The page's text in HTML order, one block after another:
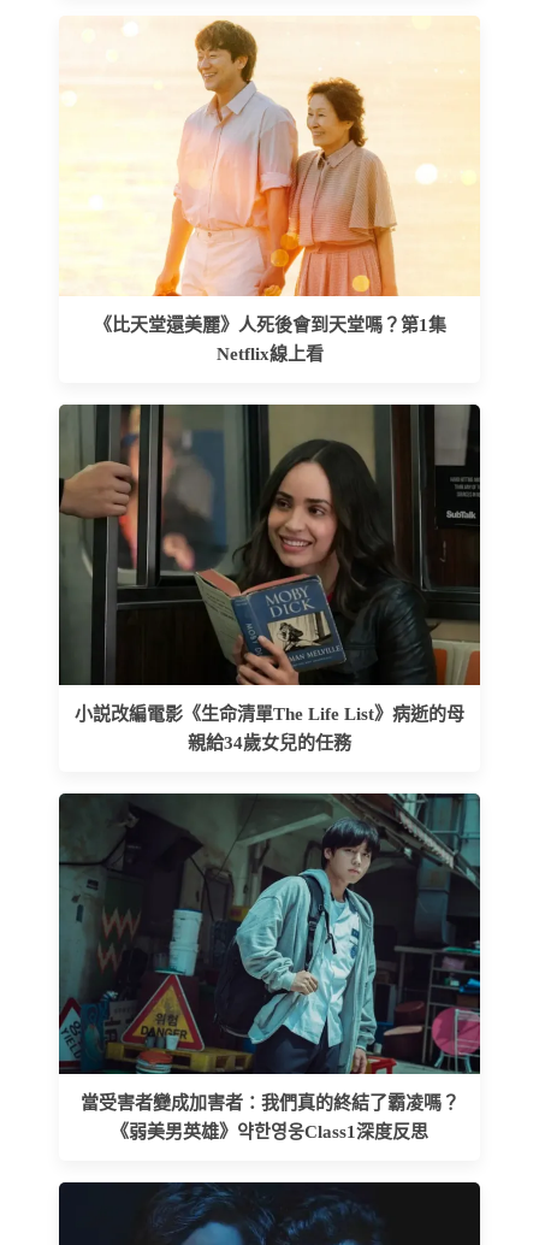
《比天堂還美麗》人死後會到天堂嗎？第1集
Netflix線上看
小説改編電影《生命清單The Life List》病逝的母
親給34歲女兒的任務
當受害者變成加害者：我們真的終結了霸凌嗎？
《弱美男英雄》약한영웅Class1深度反思